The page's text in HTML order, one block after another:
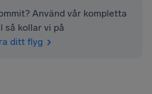
Använd vår kompletta
så kollar vi på
ditt flyg